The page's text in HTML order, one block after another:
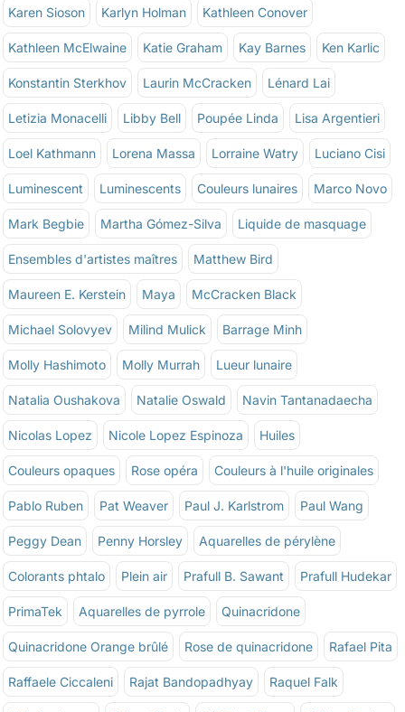
Karen Sioson Karlyn Holman Kathleen Conover
Kathleen McElwaine Katie Graham Kay Barnes Ken Karlic
Konstantin Sterkhov Laurin McCracken Lénard Lai
Letizia Monacelli Libby Bell Poupée Linda Lisa Argentieri
Loel Kathmann Lorena Massa Lorraine Watry Luciano Cisi
Luminescent Luminescents Couleurs lunaires Marco Novo
Mark Begbie Martha Gómez-Silva Liquide de masquage
Ensembles d'artistes maîtres Matthew Bird
Maureen E. Kerstein Maya McCracken Black
Michael Solovyev Milind Mulick Barrage Minh
Molly Hashimoto Molly Murrah Lueur lunaire
Natalia Oushakova Natalie Oswald Navin Tantanadaecha
Nicolas Lopez Nicole Lopez Espinoza Huiles
Couleurs opaques Rose opéra Couleurs à l'huile originales
Pablo Ruben Pat Weaver Paul J. Karlstrom Paul Wang
Peggy Dean Penny Horsley Aquarelles de pérylène
Colorants phtalo Plein air Prafull B. Sawant Prafull Hudekar
PrimaTek Aquarelles de pyrrole Quinacridone
Quinacridone Orange brûlé Rose de quinacridone Rafael Pita
Raffaele Ciccaleni Rajat Bandopadhyay Raquel Falk